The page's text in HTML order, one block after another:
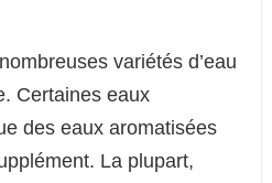
variétés d’eau
Certaines eaux
des eaux aromatisées
La plupart,